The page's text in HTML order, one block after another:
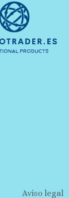
Aviso legal